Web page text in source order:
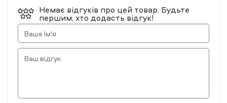
Немає відгуків про цей товар. Будьте
першим, хто додасть відгук!